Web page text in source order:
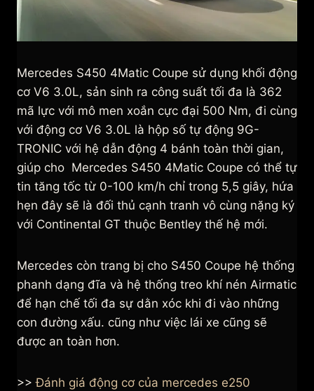
Mercedes S450 4Matic Coupe sử dụng khối động
cơ V6 3.0L, sản sinh ra công suất tối đa là 362
mã lực với mô men xoắn cực đại 500 Nm, đi cùng
với động cơ V6 3.0L là hộp số tự động 9G-
TRONIC với hệ dẫn động 4 bánh toàn thời gian,
giúp cho Mercedes S450 4Matic Coupe có thể tự
tin tăng tốc từ 0-100 km/h chỉ trong 5,5 giây, hứa
hẹn đây sẽ là đối thủ cạnh tranh vô cùng nặng ký
với Continental GT thuộc Bentley thế hệ mới.
Mercedes còn trang bị cho S450 Coupe hệ thống
phanh dạng đĩa và hệ thống treo khí nén Airmatic
để hạn chế tối đa sự dằn xóc khi đi vào những
con đường xấu. cũng như việc lái xe cũng sẽ
được an toàn hơn.
>>Đánh giá động cơ của mercedes e250